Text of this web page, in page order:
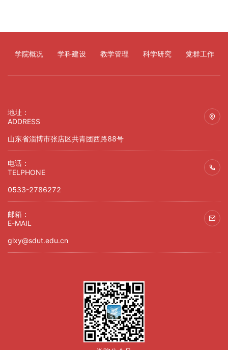
学院概况 学科建设 教学管理 科学研究 党群工作
地址：
ADDRESS
山东省淄博市张店区共青团西路88号
电话：
TELPHONE
0533-2786272
邮箱：
E-MAIL
glxy@sdut.edu.cn